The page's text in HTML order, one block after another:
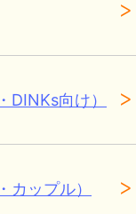
DINKs向け）
カップル）